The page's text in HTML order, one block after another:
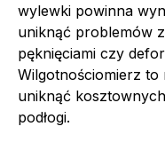
wylewki powinna
uniknąć problemów
pęknięciami czy
Wilgotnościomierz
uniknąć
podłogi.